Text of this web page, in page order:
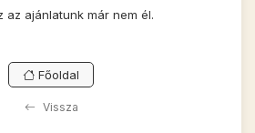
az ajánlatunk már nem él.
Főoldal
Vissza